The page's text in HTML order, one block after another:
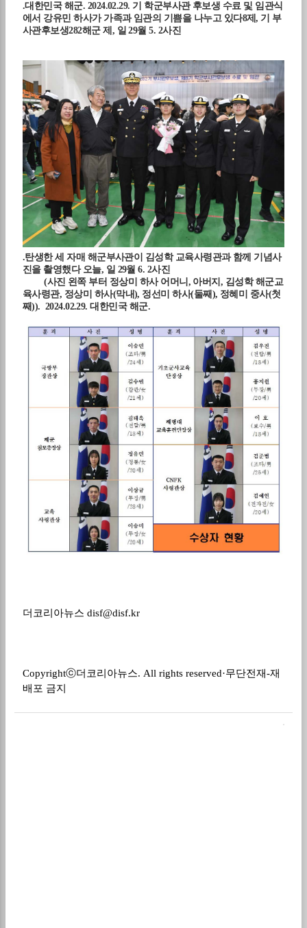
.대한민국 해군. 2024.02.29. 기 학군부사관 후보생 수료 및 임관식
에서 강유민 하사가 가족과 임관의 기쁨을 나누고 있다8제, 기 부
사관후보생282해군 제 , 일 29월 5. 2사진
.탄생한 세 자매 해군부사관이 김성학 교육사령관과 함께 기념사
진을 촬영했다 오늘, 일 29월 6. 2사진
(사진 왼쪽 부터 정상미 하사 어머니 , 아버지 , 김성학 해군교
육사령관, 정상미 하사(막내), 정선미 하사(둘째 ), 정혜미 중사(첫
째)). 2024.02.29.대한민국 해군.
더코리아뉴스 disf@disf.kr
Copyrightⓒ더코리아뉴스. All rights reserved·무단전재-재
배포 금지